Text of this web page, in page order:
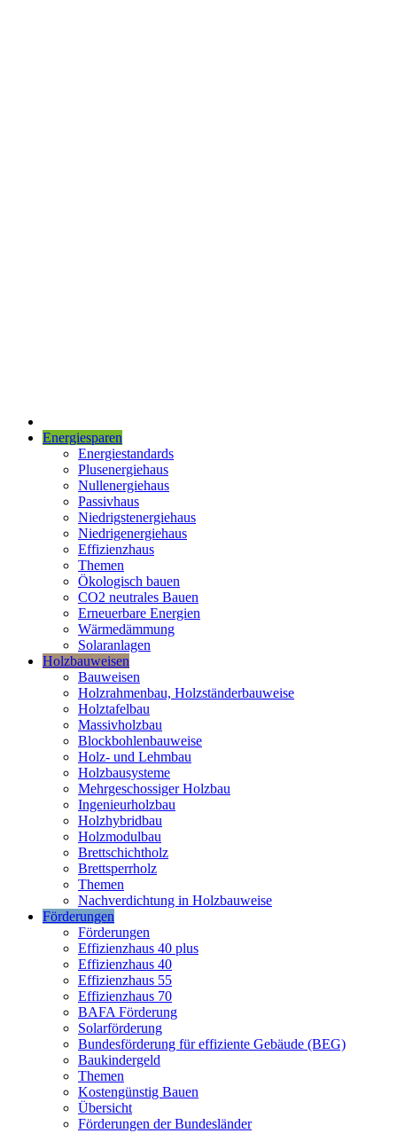
Energiesparen
Energiestandards
Plusenergiehaus
Nullenergiehaus
Passivhaus
Niedrigstenergiehaus
Niedrigenergiehaus
Effizienzhaus
Themen
Ökologisch bauen
CO2 neutrales Bauen
Erneuerbare Energien
Wärmedämmung
Solaranlagen
Holzbauweisen
Bauweisen
Holzrahmenbau, Holzständerbauweise
Holztafelbau
Massivholzbau
Blockbohlenbauweise
Holz- und Lehmbau
Holzbausysteme
Mehrgeschossiger Holzbau
Ingenieurholzbau
Holzhybridbau
Holzmodulbau
Brettschichtholz
Brettsperrholz
Themen
Nachverdichtung in Holzbauweise
Förderungen
Förderungen
Effizienzhaus 40 plus
Effizienzhaus 40
Effizienzhaus 55
Effizienzhaus 70
BAFA Förderung
Solarförderung
Bundesförderung für effiziente Gebäude (BEG)
Baukindergeld
Themen
Kostengünstig Bauen
Übersicht
Förderungen der Bundesländer